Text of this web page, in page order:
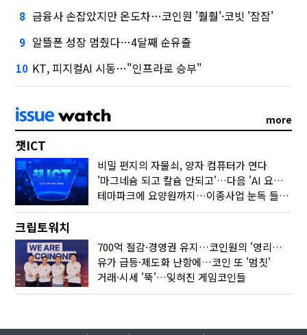
8 금융사 손잡았지만 온도차…코인원 '훨훨'·코빗 '잠잠'
9 알뜰폰 성장 멈췄다…4달째 순유출
10 KT, 피지컬AI 시동…"인프라로 승부"
more
챗ICT
비밀 편지의 자물쇠, 양자 컴퓨터가 연다
'마그네슘 되고 칼슘 안되고'…다음 'AI 요약' 갈 길은
테마파크에 요양원까지…이종사업 눈독 들이는 게임사
크립토워치
700억 절감·경영권 유지…코인원의 '영리한 딜'
유가 급등·제도화 난항에…코인 또 '멈칫'
거래·시세 '뚝'…잊혀진 게임코인들